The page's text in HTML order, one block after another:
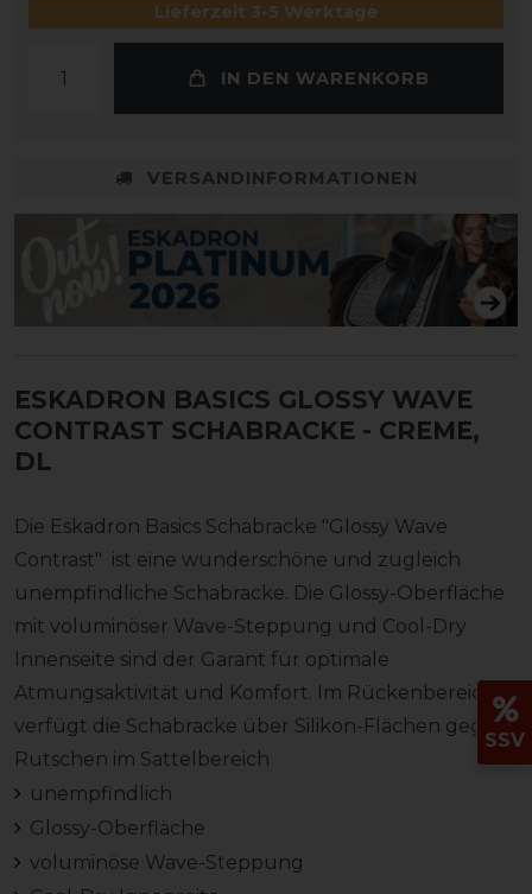
Lieferzeit 3-5 Werktage
IN DEN WARENKORB
VERSANDINFORMATIONEN
ESKADRON BASICS GLOSSY WAVE
CONTRAST SCHABRACKE - CREME,
DL
Die Eskadron Basics Schabracke "Glossy Wave
Contrast" ist eine wunderschöne und zugleich
unempfindliche Schabracke. Die Glossy-Oberfläche
mit voluminöser Wave-Steppung und Cool-Dry
Innenseite sind der Garant für optimale
Atmungsaktivität und Komfort. Im Rückenbereich
verfügt die Schabracke über Silikon-Flächen gegen
Rutschen im Sattelbereich
unempfindlich
Glossy-Oberfläche
voluminöse Wave-Steppung
SSV